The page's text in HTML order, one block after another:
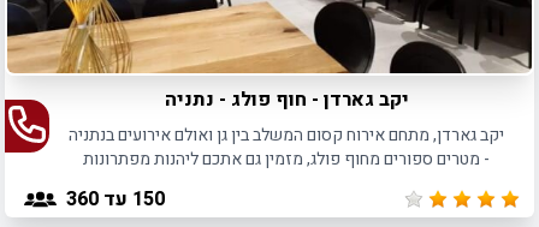
יקב גארדן - חוף פולג - נתניה
יקב גארדן, מתחם אירוח קסום המשלב בין גן ואולם אירועים בנתניה
- מטרים ספורים מחוף פולג, מזמין גם אתכם ליהנות מפתרונות
150 עד 360